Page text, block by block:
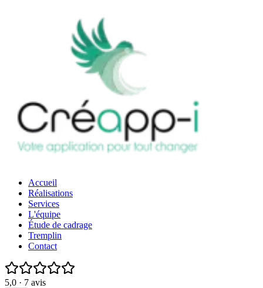
Accueil
Réalisations
Services
L'équipe
Étude de cadrage
Tremplin
Contact
5,0 · 7 avis